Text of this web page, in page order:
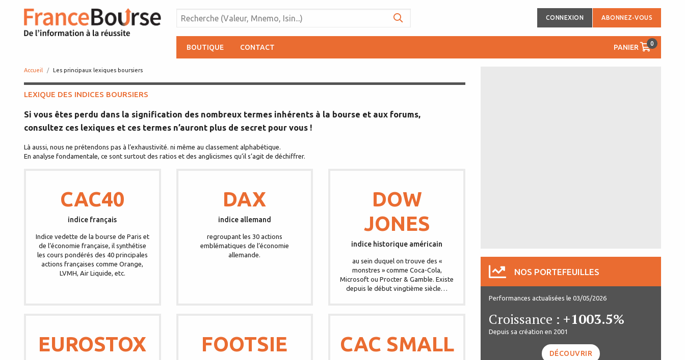
CONNEXION ABONNEZ-VOUS
BOUTIQUE CONTACT PANIER 0
Accueil page:
Les principaux lexiques boursiers
LEXIQUE DES INDICES BOURSIERS
Si vous êtes perdu dans la signification des nombreux termes inhérents à la bourse et aux forums,
consultez ces lexiques et ces termes n’auront plus de secret pour vous !
Là aussi, nous ne prétendons pas à l’exhaustivité. ni même au classement alphabétique.
En analyse fondamentale, ce sont surtout des ratios et des anglicismes qu’il s’agit de déchiffrer.
CAC40
indice français
Indice vedette de la bourse de Paris et
de l’économie française, il synthétise
les cours pondérés des 40 principales
actions françaises comme Orange,
LVMH, Air Liquide, etc.
DAX
indice allemand
regroupant les 30 actions
emblématiques de l’économie
allemande.
DOW
JONES
indice historique américain
au sein duquel on trouve des «
monstres » comme Coca-Cola,
Microsoft ou Procter & Gamble. Existe
depuis le début vingtième siècle…
EUROSTOX FOOTSIE CAC SMALL
NOS PORTEFEUILLES
Performances actualisées le 03/05/2026
Croissance : +1003.5%
Depuis sa création en 2001
DÉCOUVRIR